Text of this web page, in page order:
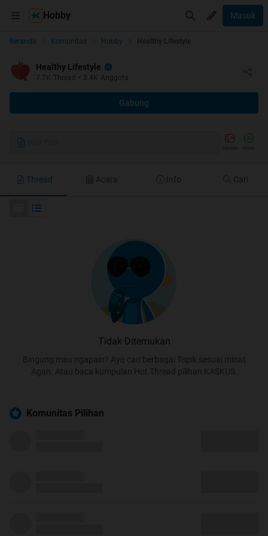
Hobby Masuk
Beranda Komunitas Hobby Healthy Lifestyle
Healthy Lifestyle
7.7K Thread • 3.4K Anggota
Gabung
Thread Acara Info Cari
Tidak Ditemukan
Bingung mau ngapain? Ayo cari berbagai Topik sesuai minat
Agan. Atau baca kumpulan Hot Thread pilihan KASKUS.
Komunitas Pilihan